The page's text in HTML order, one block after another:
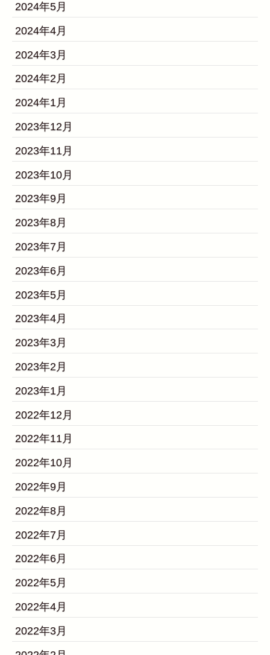
2024年5月
2024年4月
2024年3月
2024年2月
2024年1月
2023年12月
2023年11月
2023年10月
2023年9月
2023年8月
2023年7月
2023年6月
2023年5月
2023年4月
2023年3月
2023年2月
2023年1月
2022年12月
2022年11月
2022年10月
2022年9月
2022年8月
2022年7月
2022年6月
2022年5月
2022年4月
2022年3月